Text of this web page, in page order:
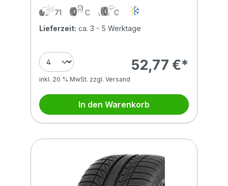
71 C
C
Lieferzeit: ca. 3 - 5 Werktage
52,77 €*
inkl. 20 % MwSt. zzgl. Versand
In den Warenkorb